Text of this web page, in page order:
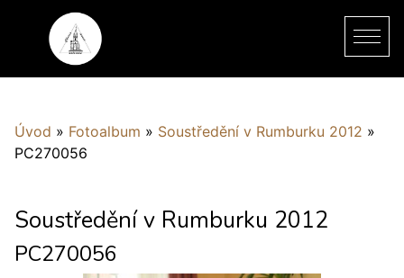
Úvod » Fotoalbum » Soustředění v Rumburku 2012 »
PC270056
Soustředění v Rumburku 2012
PC270056